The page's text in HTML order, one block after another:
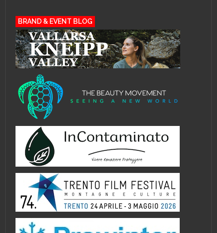
BRAND & EVENT BLOG